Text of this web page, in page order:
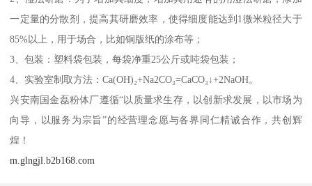
一定量的分散剂，提高其研磨效率，使得细度能达到1微米粒径大于
85%以上，用于场合，比如铜版纸的涂布等；
3、包装：塑料袋包装，每袋净重25公斤或吨袋包装；
4、实验室制取方法：Ca(OH)₂+Na2CO₃=CaCO₃↓+2NaOH。
兴安南国金磊粉体厂遵循“以质量求生存，以创新求发展，以市场为
向导，以服务为宗旨”的经营理念愿与各界同仁精诚合作，共创辉
煌！
m.glngjl.b2b168.com